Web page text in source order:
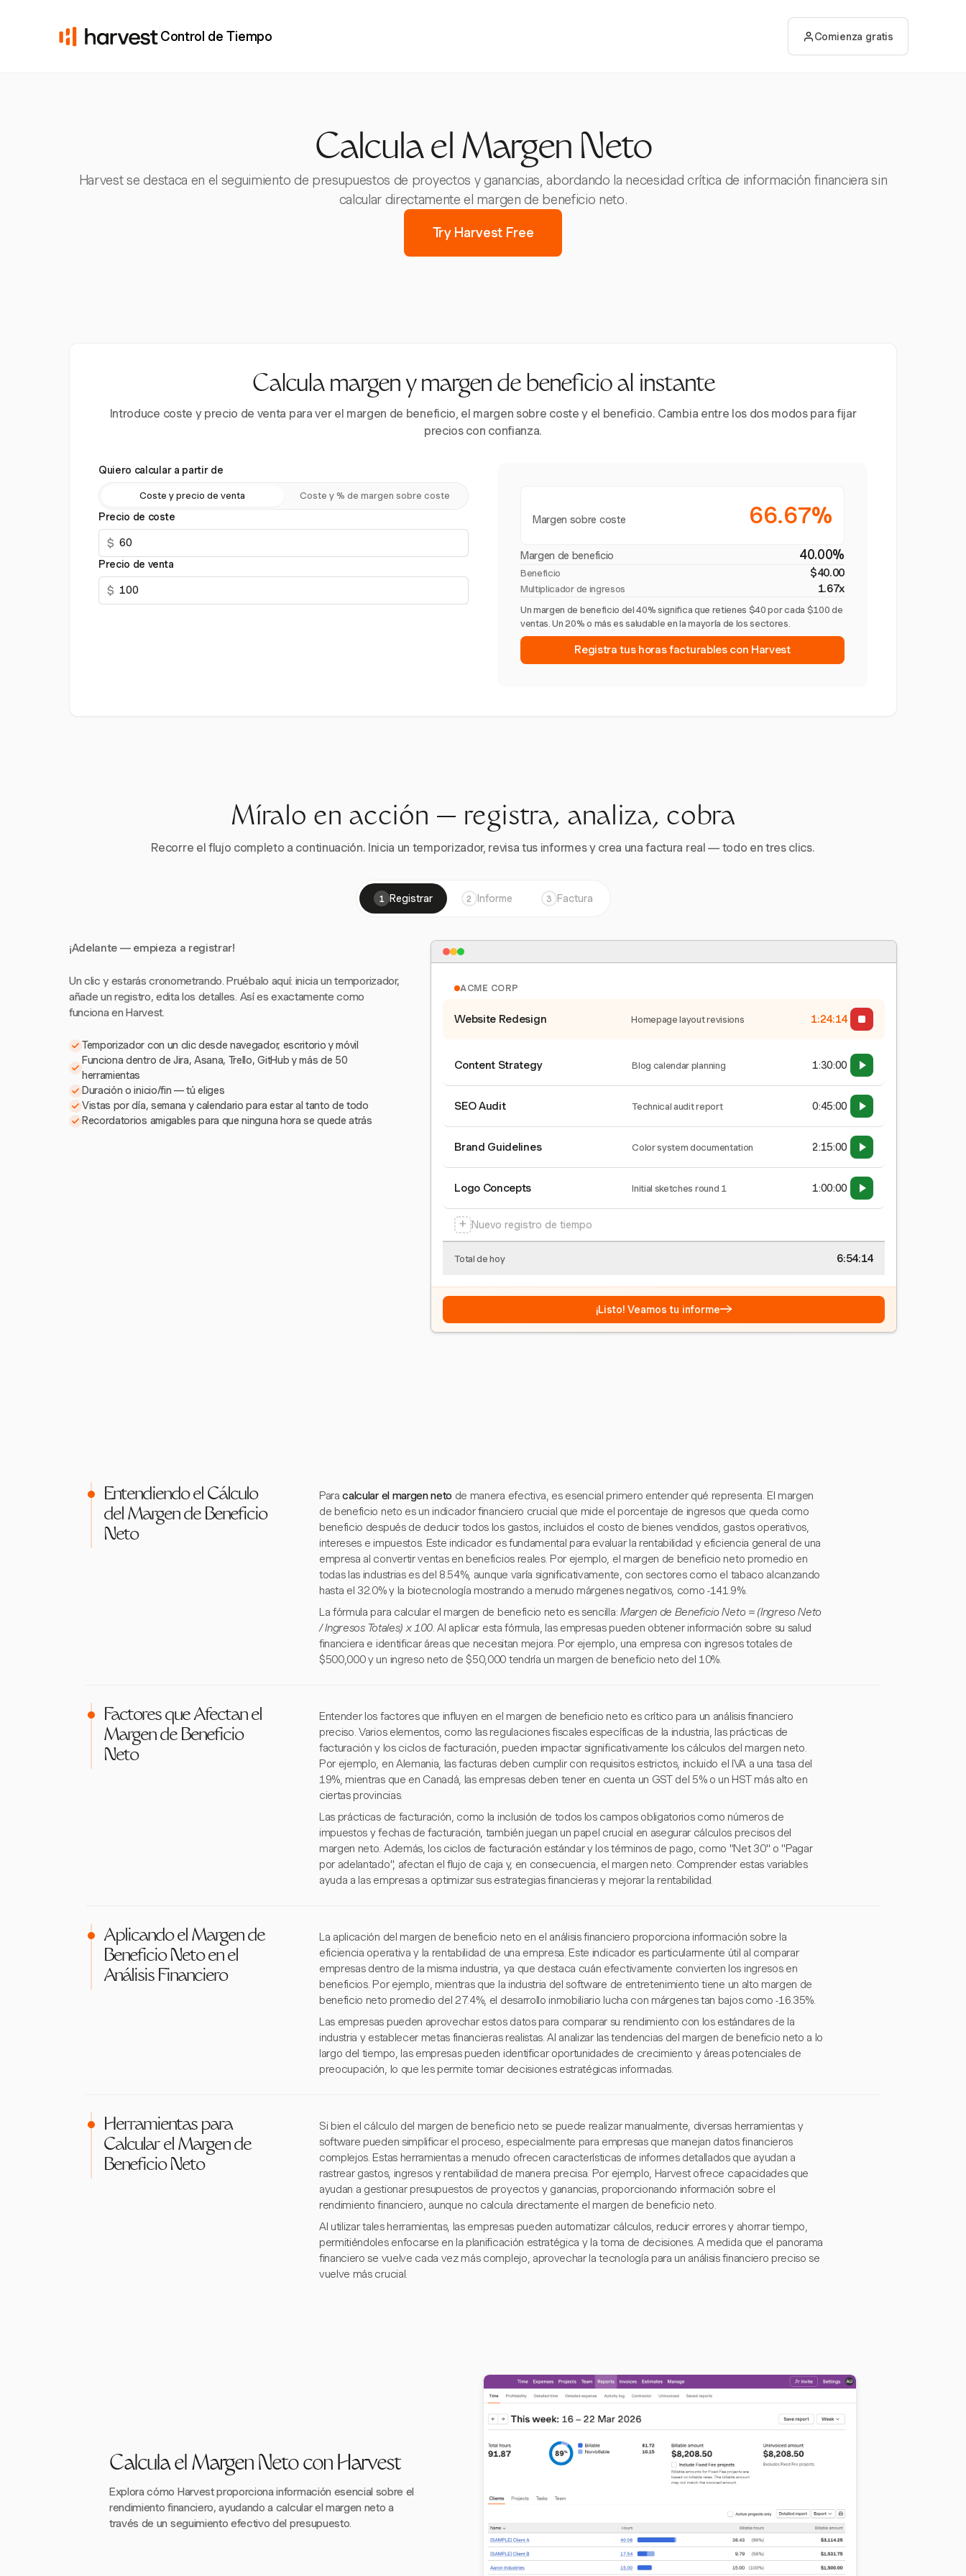
Control de Tiempo Comienza gratis
Calcula el Margen Neto
Harvest se destaca en el seguimiento de presupuestos de proyectos y ganancias, abordando la necesidad crítica de información financiera sin
calcular directamente el margen de beneficio neto.
Try Harvest Free
Calcula margen y margen de beneficio al instante
Introduce coste y precio de venta para ver el margen de beneficio, el margen sobre coste y el beneficio. Cambia entre los dos modos para fijar
precios con confianza.
Quiero calcular a partir de
Coste y precio de venta Coste y % de margen sobre coste
Precio de coste
$
Precio de venta
$
Margen sobre coste 66.67%
Margen de beneficio 40.00%
Beneficio $40.00
Multiplicador de ingresos 1.67x
Un margen de beneficio del 40% significa que retienes $40 por cada $100 de
ventas. Un 20% o más es saludable en la mayoría de los sectores.
Registra tus horas facturables con Harvest
Míralo en acción — registra, analiza, cobra
Recorre el flujo completo a continuación. Inicia un temporizador, revisa tus informes y crea una factura real — todo en tres clics.
1 Registrar 2 Informe 3 Factura
¡Adelante — empieza a registrar!
Un clic y estarás cronometrando. Pruébalo aquí: inicia un temporizador,
añade un registro, edita los detalles. Así es exactamente como
funciona en Harvest.
Temporizador con un clic desde navegador, escritorio y móvil
Funciona dentro de Jira, Asana, Trello, GitHub y más de 50
herramientas
Duración o inicio/fin — tú eliges
Vistas por día, semana y calendario para estar al tanto de todo
Recordatorios amigables para que ninguna hora se quede atrás
ACME CORP
Website Redesign Homepage layout revisions 1:24:15
Content Strategy Blog calendar planning 1:30:00
SEO Audit Technical audit report 0:45:00
Brand Guidelines Color system documentation 2:15:00
Logo Concepts Initial sketches round 1 1:00:00
+ Nuevo registro de tiempo
Total de hoy 6:54:15
¡Listo! Veamos tu informe→
Entendiendo el Cálculo
del Margen de Beneficio
Neto
Paracalcular el margen neto de manera efectiva, es esencial primero entender qué representa. El margen
de beneficio neto es un indicador financiero crucial que mide el porcentaje de ingresos que queda como
beneficio después de deducir todos los gastos, incluidos el costo de bienes vendidos, gastos operativos,
intereses e impuestos. Este indicador es fundamental para evaluar la rentabilidad y eficiencia general de una
empresa al convertir ventas en beneficios reales. Por ejemplo, el margen de beneficio neto promedio en
todas las industrias es del 8.54%, aunque varía significativamente, con sectores como el tabaco alcanzando
hasta el 32.0% y la biotecnología mostrando a menudo márgenes negativos, como -141.9%.
La fórmula para calcular el margen de beneficio neto es sencilla: Margen de Beneficio Neto = (Ingreso Neto
/ Ingresos Totales) x 100. Al aplicar esta fórmula, las empresas pueden obtener información sobre su salud
financiera e identificar áreas que necesitan mejora. Por ejemplo, una empresa con ingresos totales de
$500,000 y un ingreso neto de $50,000 tendría un margen de beneficio neto del 10%.
Factores que Afectan el
Margen de Beneficio
Neto
Entender los factores que influyen en el margen de beneficio neto es crítico para un análisis financiero
preciso. Varios elementos, como las regulaciones fiscales específicas de la industria, las prácticas de
facturación y los ciclos de facturación, pueden impactar significativamente los cálculos del margen neto.
Por ejemplo, en Alemania, las facturas deben cumplir con requisitos estrictos, incluido el IVA a una tasa del
19%, mientras que en Canadá, las empresas deben tener en cuenta un GST del 5% o un HST más alto en
ciertas provincias.
Las prácticas de facturación, como la inclusión de todos los campos obligatorios como números de
impuestos y fechas de facturación, también juegan un papel crucial en asegurar cálculos precisos del
margen neto. Además, los ciclos de facturación estándar y los términos de pago, como "Net 30" o "Pagar
por adelantado", afectan el flujo de caja y, en consecuencia, el margen neto. Comprender estas variables
ayuda a las empresas a optimizar sus estrategias financieras y mejorar la rentabilidad.
Aplicando el Margen de
Beneficio Neto en el
Análisis Financiero
La aplicación del margen de beneficio neto en el análisis financiero proporciona información sobre la
eficiencia operativa y la rentabilidad de una empresa. Este indicador es particularmente útil al comparar
empresas dentro de la misma industria, ya que destaca cuán efectivamente convierten los ingresos en
beneficios. Por ejemplo, mientras que la industria del software de entretenimiento tiene un alto margen de
beneficio neto promedio del 27.4%, el desarrollo inmobiliario lucha con márgenes tan bajos como -16.35%.
Las empresas pueden aprovechar estos datos para comparar su rendimiento con los estándares de la
industria y establecer metas financieras realistas. Al analizar las tendencias del margen de beneficio neto a lo
largo del tiempo, las empresas pueden identificar oportunidades de crecimiento y áreas potenciales de
preocupación, lo que les permite tomar decisiones estratégicas informadas.
Herramientas para
Calcular el Margen de
Beneficio Neto
Si bien el cálculo del margen de beneficio neto se puede realizar manualmente, diversas herramientas y
software pueden simplificar el proceso, especialmente para empresas que manejan datos financieros
complejos. Estas herramientas a menudo ofrecen características de informes detallados que ayudan a
rastrear gastos, ingresos y rentabilidad de manera precisa. Por ejemplo, Harvest ofrece capacidades que
ayudan a gestionar presupuestos de proyectos y ganancias, proporcionando información sobre el
rendimiento financiero, aunque no calcula directamente el margen de beneficio neto.
Al utilizar tales herramientas, las empresas pueden automatizar cálculos, reducir errores y ahorrar tiempo,
permitiéndoles enfocarse en la planificación estratégica y la toma de decisiones. A medida que el panorama
financiero se vuelve cada vez más complejo, aprovechar la tecnología para un análisis financiero preciso se
vuelve más crucial.
Calcula el Margen Neto con Harvest
Explora cómo Harvest proporciona información esencial sobre el
rendimiento financiero, ayudando a calcular el margen neto a
través de un seguimiento efectivo del presupuesto.